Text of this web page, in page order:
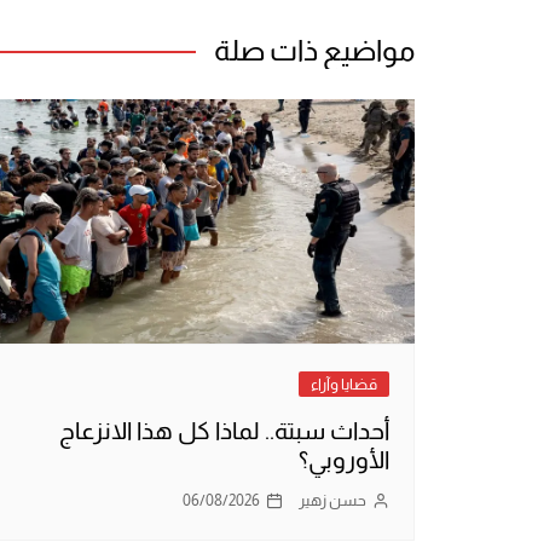
مواضيع ذات صلة
قضايا وآراء
أحداث سبتة.. لماذا كل هذا الانزعاج
الأوروبي؟
حسن زهير 06/08/2026